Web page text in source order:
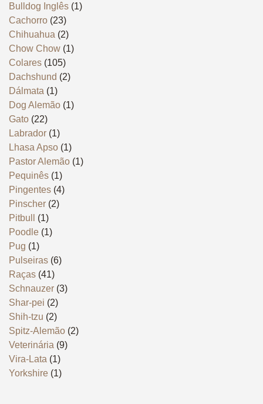
Bulldog Inglês (1)
Cachorro (23)
Chihuahua (2)
Chow Chow (1)
Colares (105)
Dachshund (2)
Dálmata (1)
Dog Alemão (1)
Gato (22)
Labrador (1)
Lhasa Apso (1)
Pastor Alemão (1)
Pequinês (1)
Pingentes (4)
Pinscher (2)
Pitbull
(1)
Poodle (1)
Pug (1)
Pulseiras (6)
Raças (41)
Schnauzer (3)
Shar-pei (2)
Shih-tzu (2)
Spitz-Alemão (2)
Veterinária (9)
Vira-Lata (1)
Yorkshire (1)